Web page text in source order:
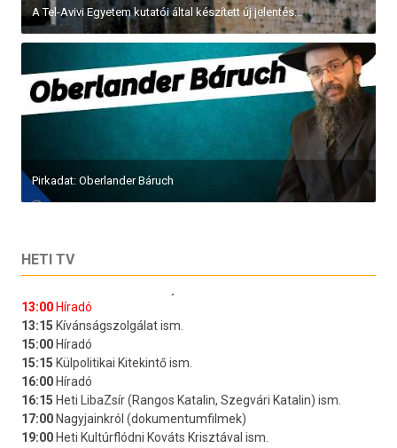
A Tel-Avivi Egyetem kutatói által készített új jelentés...
Pirkadat: Oberlander Báruch
HETI TV